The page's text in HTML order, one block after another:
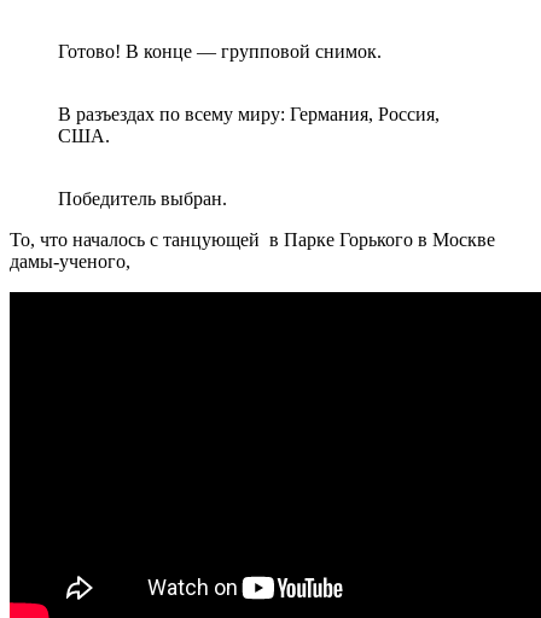
Готово! В конце — групповой снимок.
В разъездах по всему миру: Германия, Россия,
США.
Победитель выбран.
То, что началось с танцующей в Парке Горького в Москве
дамы-ученого,